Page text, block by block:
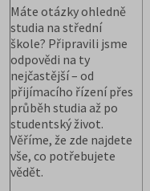
Máte otázky ohledně
studia na střední
škole? Připravili jsme
odpovědi na ty
nejčastější – od
přijímacího řízení přes
průběh studia až po
studentský život.
Věříme, že zde najdete
vše, co potřebujete
vědět.